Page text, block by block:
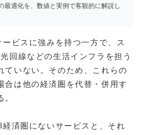
最適化を、数値と実例で客観的に解説し
ビスに強みを持つ一方で、ス
回線などの生活インフラを担う
ていない。そのため、これらの
合は他の経済圏を代替・併用す
。
済圏にないサービスと、それ